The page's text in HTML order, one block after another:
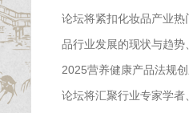
论坛将紧扣化妆品产业
品行业发展的现状与趋势
2025营养健康产品法规
论坛将汇聚行业专家学